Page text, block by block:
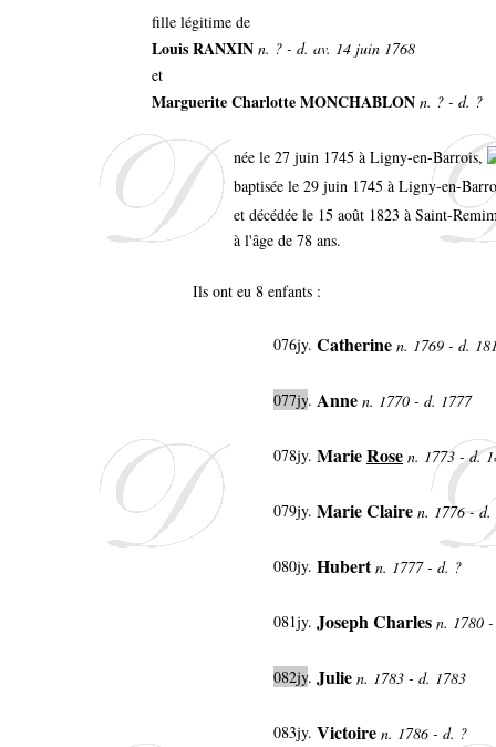
fille légitime de
Louis RANXIN n. ? - d. av. 14 juin 1768
et
Marguerite Charlotte MONCHABLON n. ? - d. ?
née le 27 juin 1745 à Ligny-en-Barrois,
baptisée le 29 juin 1745 à Ligny-en-
et décédée le 15 août 1823 à Saint-
à l'âge de 78 ans.
Ils ont eu 8 enfants :
076jy. Catherine n. 1769 - d.
077jy. Anne n. 1770 - d. 1777
078jy. MarieRose n. 1773 - d.
079jy. Marie Claire n. 1776 -
080jy. Hubertn. 1777 - d. ?
081jy. Joseph Charles n. 1780
082jy. Julie n. 1783 - d. 1783
083jy. Victoire n. 1786 - d. ?